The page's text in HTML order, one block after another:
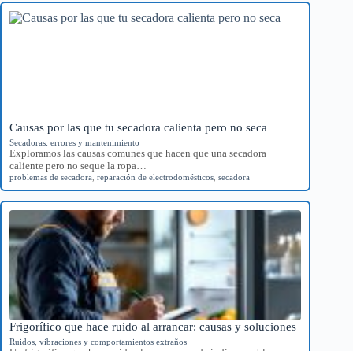
Causas por las que tu secadora calienta pero no seca
Secadoras: errores y mantenimiento
Exploramos las causas comunes que hacen que una secadora
caliente pero no seque la ropa…
problemas de secadora reparación de electrodomésticos secadora
Frigorífico que hace ruido al arrancar: causas y soluciones
Ruidos, vibraciones y comportamientos extraños